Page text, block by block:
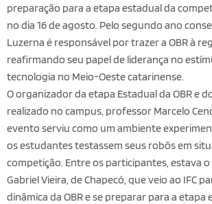
preparação para a etapa estadual da
no dia 16 de agosto. Pelo segundo ano
Luzerna é responsável por trazer a OBR à
reafirmando seu papel de liderança no
tecnologia no Meio-Oeste catarinense.
O organizador da etapa Estadual da OBR e
realizado no campus, professor Marcelo
evento serviu como um ambiente
os estudantes testassem seus robôs em
competição. Entre os participantes, estava
Gabriel Vieira, de Chapecó, que veio ao IFC
dinâmica da OBR e se preparar para a etapa